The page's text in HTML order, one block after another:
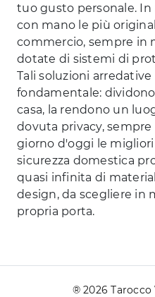
tuo gusto personale.
con mano le più
commercio, sempre in
dotate di sistemi di
Tali soluzioni
fondamentale:
casa, la rendono un
dovuta privacy, sempre
giorno d'oggi le
sicurezza domestica
quasi infinita di
design, da scegliere in
propria porta.
® 2026 Tarocco